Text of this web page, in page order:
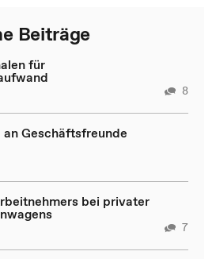
Beiträge
für
8
an Geschäftsfreunde
bei privater
7